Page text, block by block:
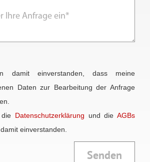
einverstanden, dass meine
Daten zur Bearbeitung der Anfrage
Datenschutzerklärung und dieAGBs
einverstanden.